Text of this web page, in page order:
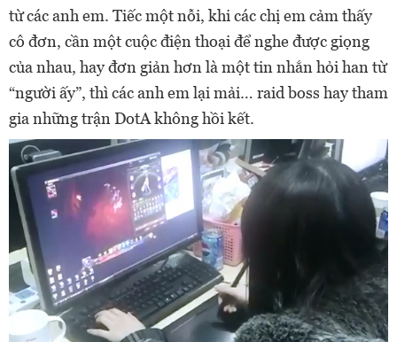
từ các anh em. Tiếc một nỗi, khi các chị em cảm thấy
cô đơn, cần một cuộc điện thoại để nghe được giọng
của nhau, hay đơn giản hơn là một tin nhắn hỏi han từ
“người ấy”, thì các anh em lại mải… raid boss hay tham
gia những trận DotA không hồi kết.